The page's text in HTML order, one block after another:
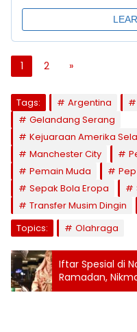
1 2 »
Tags: Argentina
Gelandang Serang
Kejuaraan Amerika
Manchester City
Pemain Muda
Sepak Bola Eropa
Transfer Musim Dingin
Topics:
Olahraga
Iftar Spesial di
Ramadan,